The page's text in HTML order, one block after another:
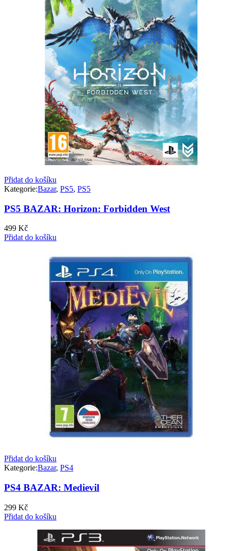
Přidat do košíku
Kategorie:Bazar, PS5, PS5
PS5 BAZAR: Horizon: Forbidden West
499 Kč
Přidat do košíku
Přidat do košíku
Kategorie:Bazar, PS4
PS4 BAZAR: Medievil
299 Kč
Přidat do košíku